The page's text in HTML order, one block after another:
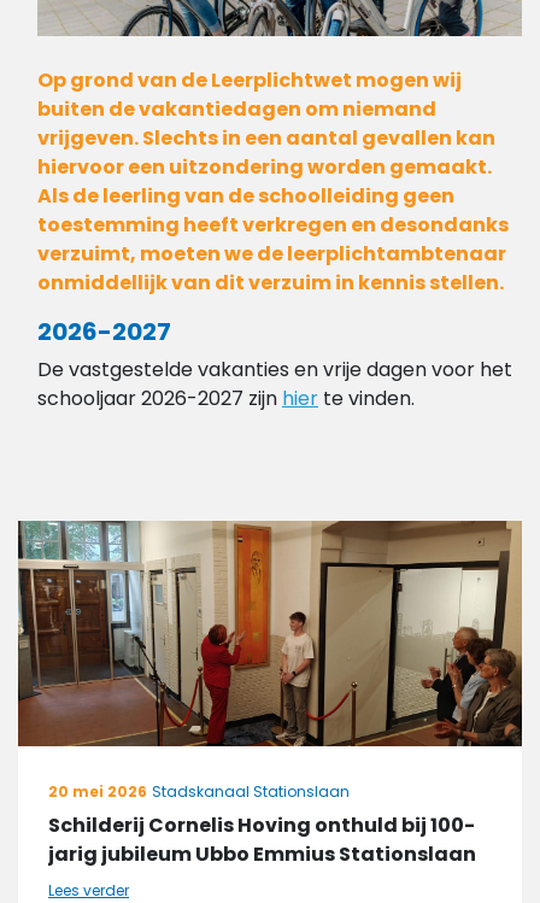
Op grond van de Leerplichtwet mogen wij
buiten de vakantiedagen om niemand
vrijgeven. Slechts in een aantal gevallen kan
hiervoor een uitzondering worden gemaakt.
Als de leerling van de schoolleiding geen
toestemming heeft verkregen en desondanks
verzuimt, moeten we de leerplichtambtenaar
onmiddellijk van dit verzuim in kennis stellen.
2026-2027
De vastgestelde vakanties en vrije dagen voor het
schooljaar 2026-2027 zijn hier te vinden.
20 mei 2026 Stadskanaal Stationslaan
Schilderij Cornelis Hoving onthuld bij 100-
jarig jubileum Ubbo Emmius Stationslaan
Lees verder